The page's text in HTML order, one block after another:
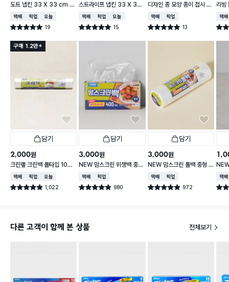
도트 냅킨 33 X 33 cm 1
5매입
택배배송매장픽업오늘배송
별점 5.0점 19
건 작성
스트라이프 냅킨 33 X 33
cm 15매입
택배배송매장픽업오늘배송
별점 5.0점 15
건 작성
디자인 종 모양 종이 접시 18
cm 10개입
택배배송매장픽업
별점 5.0점 13
건 작성
리빙
0매
택배
별점
구매 1.2만+
담기
2,000원
크린랲 크린백 롤타입 100
매 30X40 cm
택배배송매장픽업오늘배송
별점 4.9점 1,022
건 작성
담기
3,000원
NEW 맘스크린 위생백 중형
400매입
택배배송매장픽업
별점 4.9점 980
건 작성
담기
3,000원
NEW 맘스크린 롤백 중형 4
50매입
택배배송매장픽업
별점 4.9점 972
건 작성
30
택배
별점
다른 고객이 함께 본 상품 전체보기